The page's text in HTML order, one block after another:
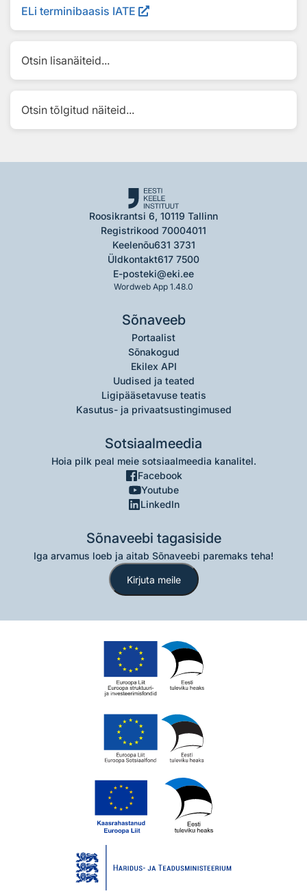
ELi terminibaasis IATE
Otsin lisanäiteid...
Otsin tõlgitud näiteid...
Roosikrantsi 6, 10119 Tallinn
Registrikood 70004011
Keelenõu631 3731
Üldkontakt617 7500
E-posteki@eki.ee
Wordweb App 1.48.0
Sõnaveeb
Portaalist
Sõnakogud
Ekilex API
Uudised ja teated
Ligipääsetavuse teatis
Kasutus- ja privaatsustingimused
Sotsiaalmeedia
Hoia pilk peal meie sotsiaalmeedia kanalitel.
Facebook
Youtube
LinkedIn
Sõnaveebi tagasiside
Iga arvamus loeb ja aitab Sõnaveebi paremaks teha!
Kirjuta meile